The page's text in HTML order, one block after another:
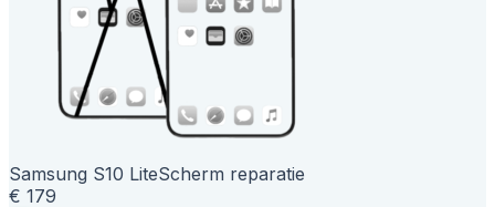
Samsung S10 LiteScherm reparatie
€ 179